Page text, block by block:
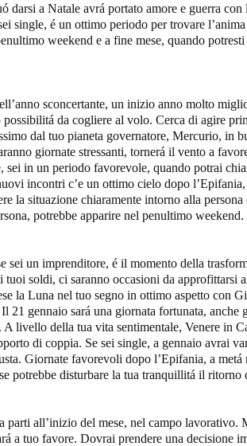
darsi a Natale avrá portato amore e guerra con
single, é un ottimo periodo per trovare
weekend e a fine mese, quando
sconcertante, un inizio anno molto
possibilitá da cogliere al volo. Cerca di agire
dal tuo pianeta governatore, Mercurio, in
giornate stressanti, tornerá il vento a
sei in un periodo favorevole, quando potrai
incontri c’e un ottimo cielo dopo
la situazione chiaramente intorno alla
potrebbe apparire nel penultimo weekend.
sei un imprenditore, é il momento della
tuoi soldi, ci saranno occasioni da approfittarsi
la Luna nel tuo segno in ottimo aspetto con
21 gennaio sará una giornata fortunata,
A livello della tua vita sentimentale, Venere in
di coppia. Se sei single, a gennaio avrai
Giornate favorevoli dopo l’Epifania, a
potrebbe disturbare la tua tranquillitá il ritorno
parti all’inizio del mese, nel campo lavorativo.
a tuo favore. Dovrai prendere una decisione